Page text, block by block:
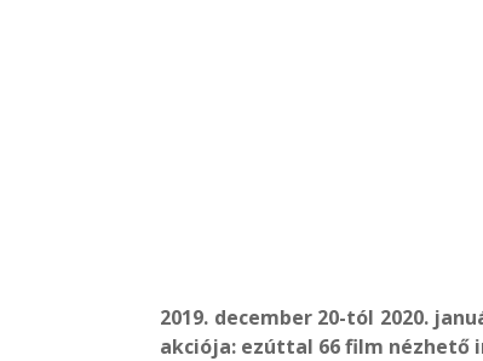
2019. december 20-tól 2020.
akciója: ezúttal 66 film nézhető